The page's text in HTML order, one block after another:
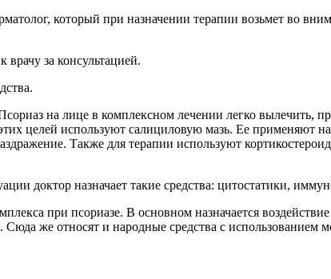
который при назначении терапии возьмет во
за консультацией.
на лице в комплексном лечении легко вылечить,
целей используют салициловую мазь. Ее применяют
Также для терапии используют
доктор назначает такие средства: цитостатики,
при псориазе. В основном назначается
же относят и народные средства с использованием